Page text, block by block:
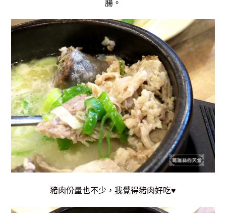
腸。
豬肉份量也不少， 我覺得豬肉好吃♥